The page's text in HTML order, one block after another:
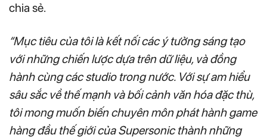
chia sẻ.
“Mục tiêu của tôi là kết nối các ý tưởng sáng tạo
với những chiến lược dựa trên dữ liệu, và đồng
hành cùng các studio trong nước. Với sự am hiểu
sâu sắc về thế mạnh và bối cảnh văn hóa đặc thù,
tôi mong muốn biến chuyên môn phát hành game
hàng đầu thế giới của Supersonic thành những